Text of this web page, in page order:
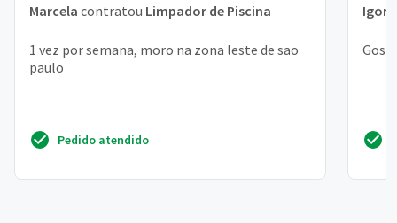
Marcela contratou Limpador de Piscina
1 vez por semana, moro na zona leste de sao
paulo
Pedido atendido
Igor